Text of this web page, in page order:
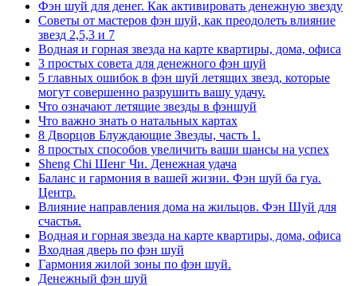
Фэн шуй для денег. Как активировать денежную звезду
Советы от мастеров фэн шуй, как преодолеть влияние
звезд 2,5,3 и 7
Водная и горная звезда на карте квартиры, дома, офиса
3 простых совета для денежного фэн шуй
5 главных ошибок в фэн шуй летящих звезд, которые
могут совершенно разрушить вашу удачу.
Что означают летящие звезды в фэншуй
Что важно знать о натальных картах
8 Дворцов Блуждающие Звезды, часть 1.
8 простых способов увеличить ваши шансы на успех
Sheng Chi Шенг Чи. Денежная удача
Баланс и гармония в вашей жизни. Фэн шуй ба гуа.
Центр.
Влияние направления дома на жильцов. Фэн Шуй для
счастья.
Водная и горная звезда на карте квартиры, дома, офиса
Входная дверь по фэн шуй
Гармония жилой зоны по фэн шуй.
Денежный фэн шуй